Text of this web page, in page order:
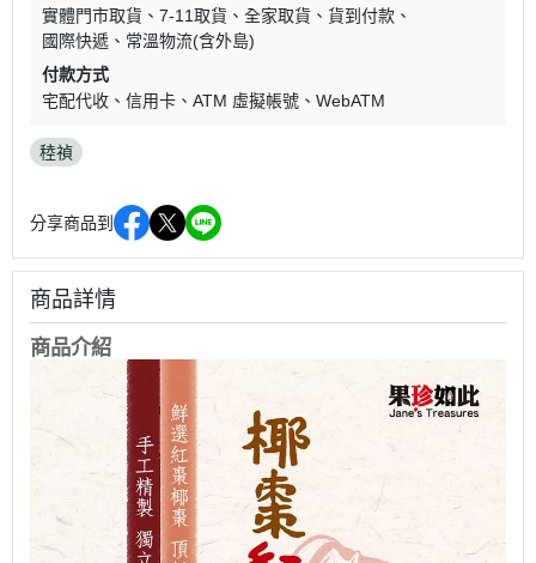
實體門市取貨
7-11取貨 全家取貨
貨到付款
國際快遞
常溫物流(含外島)
付款方式
宅配代收
信用卡 ATM 虛擬帳號 WebATM
稑禎
分享商品到
商品詳情
商品介紹